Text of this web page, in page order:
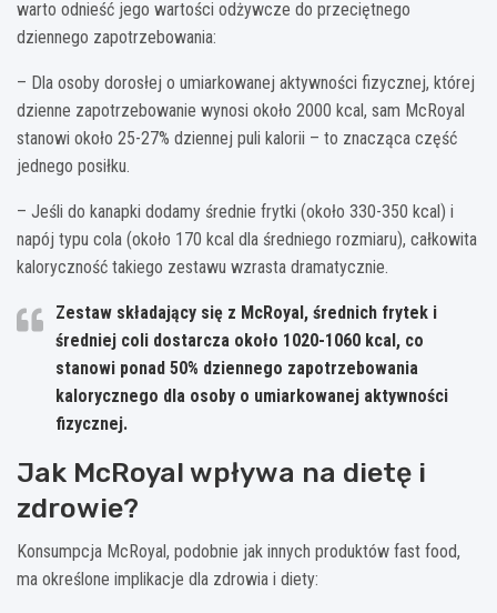
warto odnieść jego wartości odżywcze do przeciętnego
dziennego zapotrzebowania:
– Dla osoby dorosłej o umiarkowanej aktywności fizycznej, której
dzienne zapotrzebowanie wynosi około 2000 kcal, sam McRoyal
stanowi około 25-27% dziennej puli kalorii – to znacząca część
jednego posiłku.
– Jeśli do kanapki dodamy średnie frytki (około 330-350 kcal) i
napój typu cola (około 170 kcal dla średniego rozmiaru), całkowita
kaloryczność takiego zestawu wzrasta dramatycznie.
Zestaw składający się z McRoyal, średnich frytek i
średniej coli dostarcza około 1020-1060 kcal, co
stanowi ponad 50% dziennego zapotrzebowania
kalorycznego dla osoby o umiarkowanej aktywności
fizycznej.
Jak McRoyal wpływa na dietę i
zdrowie?
Konsumpcja McRoyal, podobnie jak innych produktów fast food,
ma określone implikacje dla zdrowia i diety: